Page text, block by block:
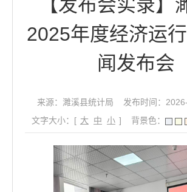
【发布会实录】
2025年度经济运
闻发布会
来源：濉溪县统计局
发布时间：
文字大小：[ 大 中 小 ] 背景色：